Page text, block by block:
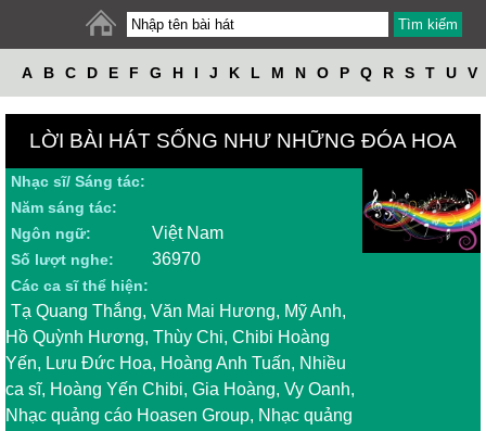
A B C D E F G H I J K L M N O P Q R S T U V
LỜI BÀI HÁT SỐNG NHƯ NHỮNG ĐÓA HOA
Nhạc sĩ/ Sáng tác:
Năm sáng tác:
Ngôn ngữ:
Việt Nam
Số lượt nghe: 36970
Các ca sĩ thể hiện:
Tạ Quang Thắng, Văn Mai Hương, Mỹ Anh,
Hồ Quỳnh Hương, Thùy Chi, Chibi Hoàng
Yến, Lưu Đức Hoa, Hoàng Anh Tuấn, Nhiều
ca sĩ, Hoàng Yến Chibi, Gia Hoàng, Vy Oanh,
Nhạc quảng cáo Hoasen Group, Nhạc quảng